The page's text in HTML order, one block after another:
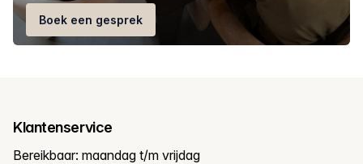
Boek een gesprek
Klantenservice
Bereikbaar: maandag t/m vrijdag